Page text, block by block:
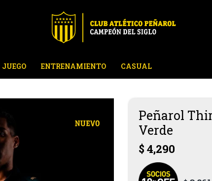
JUEGO ENTRENAMIENTO CASUAL
Peñarol
Verde
$ 4,290